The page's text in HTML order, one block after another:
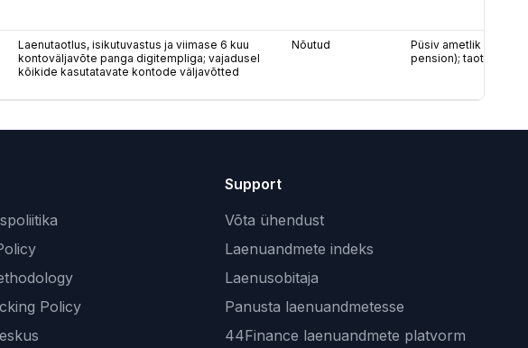
Laenutaotlus, isikutuvastus ja viimase 6 kuu
kontoväljavõte panga digitempliga; vajadusel
kõikide kasutatavate kontode väljavõtted
Nõutud
Püsiv ametlik
pension); taotleja
Policy
Support
Võta ühendust
Laenuandmete indeks
Laenusobitaja
Panusta laenuandmetesse
44Finance laenuandmete platvorm